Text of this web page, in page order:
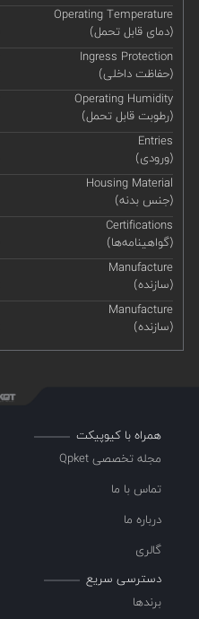
Operating Temperature
(دمای قابل تحمل)
Ingress Protection
(حفاظت داخلی)
Operating Humidity
(رطوبت قابل تحمل)
Entries
(ورودی)
Housing Material
(جنس بدنه)
Certifications
(گواهینامه‌ها)
Manufacture
(سازنده)
Manufacture
(سازنده)
همراه با کیوپیکت
مجله تخصصی Qpket
تماس با ما
درباره ما
گالری
دسترسی سریع
برندها